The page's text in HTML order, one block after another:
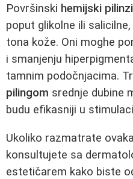
Površinski hemijski pilinzi
poput glikolne ili
tona kože. Oni moghe
i smanjenju
tamnim podočnjacima.
pilingom srednje dubine
budu efikasniji u
Ukoliko razmatrate
konsultujete sa
estetičarem kako biste